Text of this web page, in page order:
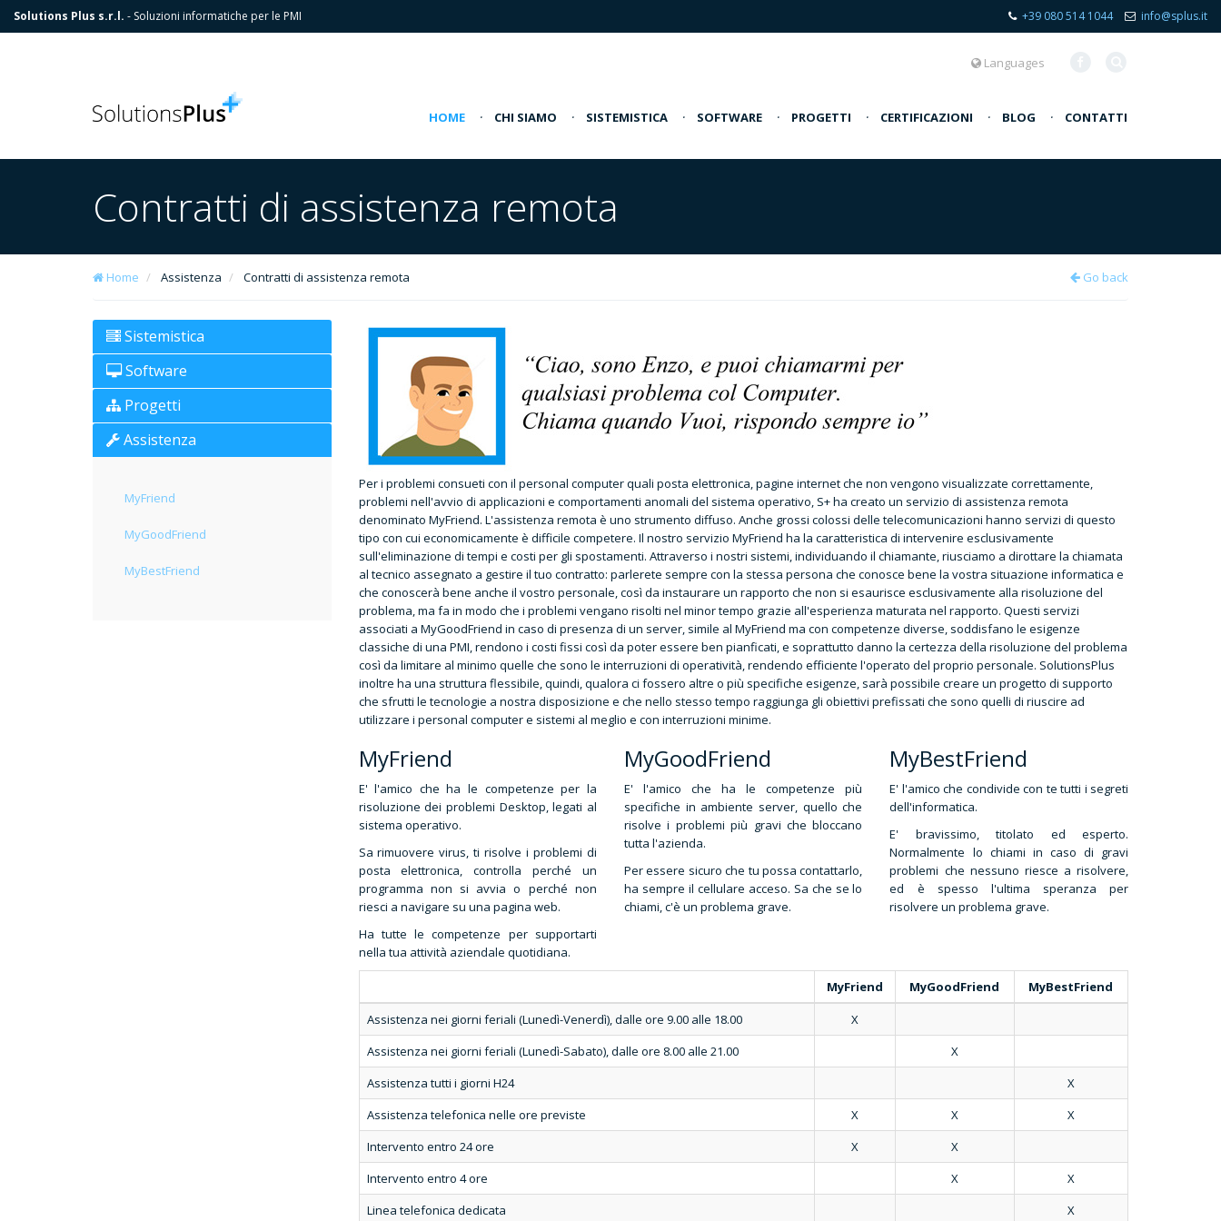
Solutions Plus s.r.l. - Soluzioni informatiche per le PMI +39 080 514 1044 info@splus.it
Languages
HOME · CHI SIAMO · SISTEMISTICA · SOFTWARE · PROGETTI · CERTIFICAZIONI · BLOG · CONTATTI
Contratti di assistenza remota
Home Assistenza Contratti di assistenza remota Go back
Sistemistica
Software
Progetti
Assistenza
MyFriend
MyGoodFriend
MyBestFriend
Per i problemi consueti con il personal computer quali posta elettronica, pagine internet che non vengono visualizzate correttamente,
problemi nell'avvio di applicazioni e comportamenti anomali del sistema operativo, S+ ha creato un servizio di assistenza remota
denominato MyFriend. L'assistenza remota è uno strumento diffuso. Anche grossi colossi delle telecomunicazioni hanno servizi di questo
tipo con cui economicamente è difficile competere. Il nostro servizio MyFriend ha la caratteristica di intervenire esclusivamente
sull'eliminazione di tempi e costi per gli spostamenti. Attraverso i nostri sistemi, individuando il chiamante, riusciamo a dirottare la chiamata
al tecnico assegnato a gestire il tuo contratto: parlerete sempre con la stessa persona che conosce bene la vostra situazione informatica e
che conoscerà bene anche il vostro personale, così da instaurare un rapporto che non si esaurisce esclusivamente alla risoluzione del
problema, ma fa in modo che i problemi vengano risolti nel minor tempo grazie all'esperienza maturata nel rapporto. Questi servizi
associati a MyGoodFriend in caso di presenza di un server, simile al MyFriend ma con competenze diverse, soddisfano le esigenze
classiche di una PMI, rendono i costi fissi così da poter essere ben pianficati, e soprattutto danno la certezza della risoluzione del problema
così da limitare al minimo quelle che sono le interruzioni di operatività, rendendo efficiente l'operato del proprio personale. SolutionsPlus
inoltre ha una struttura flessibile, quindi, qualora ci fossero altre o più specifiche esigenze, sarà possibile creare un progetto di supporto
che sfrutti le tecnologie a nostra disposizione e che nello stesso tempo raggiunga gli obiettivi prefissati che sono quelli di riuscire ad
utilizzare i personal computer e sistemi al meglio e con interruzioni minime.
MyFriend
E' l'amico che ha le competenze per la
risoluzione dei problemi Desktop, legati al
sistema operativo.
Sa rimuovere virus, ti risolve i problemi di
posta elettronica, controlla perché un
programma non si avvia o perché non
riesci a navigare su una pagina web.
Ha tutte le competenze per supportarti
nella tua attività aziendale quotidiana.
MyGoodFriend
E' l'amico che ha le competenze più
specifiche in ambiente server, quello che
risolve i problemi più gravi che bloccano
tutta l'azienda.
Per essere sicuro che tu possa contattarlo,
ha sempre il cellulare acceso. Sa che se lo
chiami, c'è un problema grave.
MyBestFriend
E' l'amico che condivide con te tutti i segreti
dell'informatica.
E' bravissimo, titolato ed esperto.
Normalmente lo chiami in caso di gravi
problemi che nessuno riesce a risolvere,
ed è spesso l'ultima speranza per
risolvere un problema grave.
MyFriend MyGoodFriend
MyBestFriend
Assistenza nei giorni feriali (Lunedì-Venerdì), dalle ore 9.00 alle 18.00
X
Assistenza nei giorni feriali (Lunedì-Sabato), dalle ore 8.00 alle 21.00
X
Assistenza tutti i giorni H24
X
Assistenza telefonica nelle ore previste
X X
X
Intervento entro 24 ore
X
X
Intervento entro 4 ore
X
X
Linea telefonica dedicata
X